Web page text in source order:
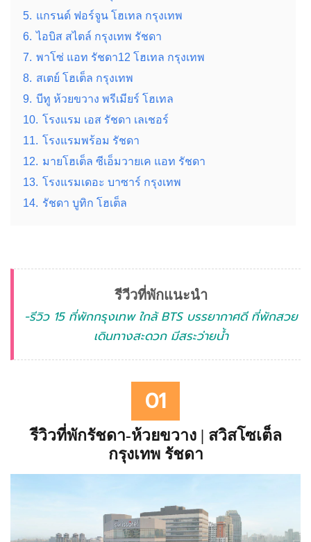
5. แกรนด์ ฟอร์จูน โฮเทล กรุงเทพ
6. ไอบิส สไตล์ กรุงเทพ รัชดา
7. พาโซ่ แอท รัชดา12 โฮเทล กรุงเทพ
8. สเตย์ โฮเต็ล กรุงเทพ
9. บีทู ห้วยขวาง พรีเมียร์ โฮเทล
10. โรงแรม เอส รัชดา เลเชอร์
11. โรงแรมพร้อม รัชดา
12. มายโฮเต็ล ซีเอ็มวายเค แอท รัชดา
13. โรงแรมเดอะ บาซาร์ กรุงเทพ
14. รัชดา บูทิก โฮเต็ล
รีวีวที่พักแนะนำ
-รีวิว 15 ที่พักกรุงเทพ ใกล้ BTS บรรยากาศดี ที่พักสวย
เดินทางสะดวก มีสระว่ายน้ำ
01
รีวิวที่พักรัชดา-ห้วยขวาง | สวิสโซเต็ล
กรุงเทพ รัชดา